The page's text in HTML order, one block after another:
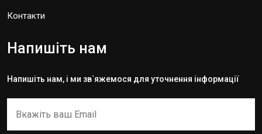
Контакти
Напишіть нам
Напишіть нам, і ми зв`яжемося для уточнення інформації